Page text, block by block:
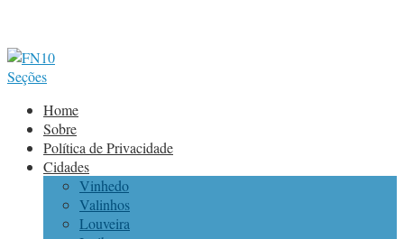
Seções
Home
Sobre
Política de Privacidade
Cidades
Vinhedo
Valinhos
Louveira